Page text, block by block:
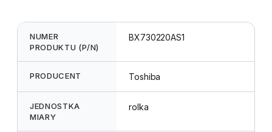
NUMER
PRODUKTU (P/N)
BX730220AS1
PRODUCENT Toshiba
JEDNOSTKA
MIARY
rolka